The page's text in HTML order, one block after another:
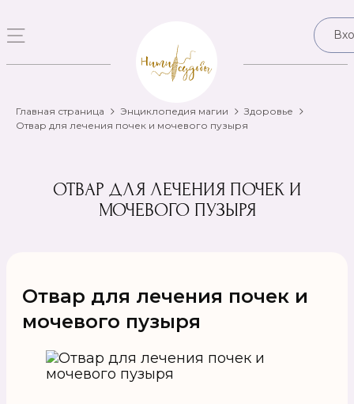
Главная страница Энциклопедия магии
Здоровье
Отвар для лечения почек и мочевого пузыря
ОТВАР ДЛЯ ЛЕЧЕНИЯ ПОЧЕК И
МОЧЕВОГО ПУЗЫРЯ
Отвар для лечения почек и
мочевого пузыря